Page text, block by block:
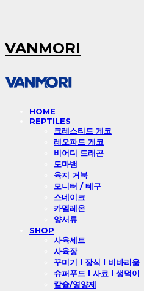
VANMORI
HOME
REPTILES
크레스티드 게코
레오파드 게코
비어디 드래곤
도마뱀
육지 거북
모니터 / 테구
스네이크
카멜레온
양서류
SHOP
사육세트
사육장
꾸미기 l 장식 l 비바리움
슈퍼푸드 l 사료 l 생먹이
칼슘/영양제